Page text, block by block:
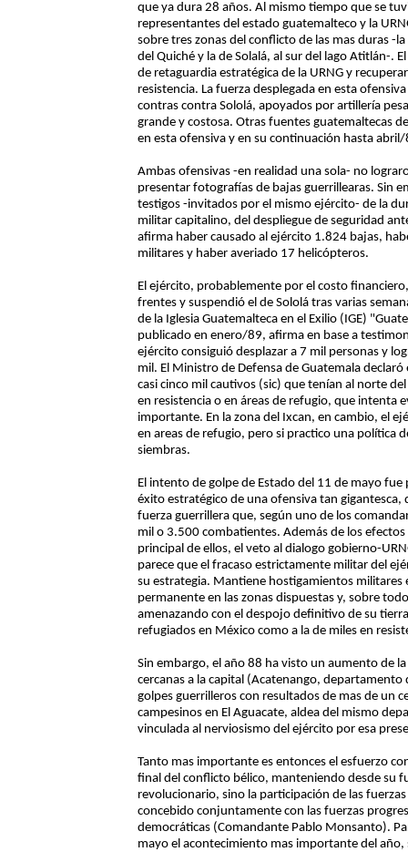
que ya dura 28 años. Al mismo tiempo que se
representantes del estado guatemalteco y la
sobre tres zonas del conflicto de las mas duras -
del Quiché y la de Solalá, al sur del lago Atitlán-.
de retaguardia estratégica de la URNG y
resistencia. La fuerza desplegada en esta
contras contra Sololá, apoyados por artillería
grande y costosa. Otras fuentes guatemaltecas
en esta ofensiva y en su continuación hasta
Ambas ofensivas -en realidad una sola- no
presentar fotografías de bajas guerrillearas. Sin
testigos -invitados por el mismo ejército- de la
militar capitalino, del despliegue de seguridad
afirma haber causado al ejército 1.824 bajas,
militares y haber averiado 17 helicópteros.
El ejército, probablemente por el costo
frentes y suspendió el de Sololá tras varias
de la Iglesia Guatemalteca en el Exilio (IGE)
publicado en enero/89, afirma en base a
ejército consiguió desplazar a 7 mil personas y
mil. El Ministro de Defensa de Guatemala
casi cinco mil cautivos (sic) que tenían al norte
en resistencia o en áreas de refugio, que intenta
importante. En la zona del Ixcan, en cambio, el
en areas de refugio, pero si practico una política
siembras.
El intento de golpe de Estado del 11 de mayo
éxito estratégico de una ofensiva tan
fuerza guerrillera que, según uno de los
mil o 3.500 combatientes. Además de los
principal de ellos, el veto al dialogo gobierno-
parece que el fracaso estrictamente militar del
su estrategia. Mantiene hostigamientos militares
permanente en las zonas dispuestas y, sobre
amenazando con el despojo definitivo de su
refugiados en México como a la de miles en
Sin embargo, el año 88 ha visto un aumento de
cercanas a la capital (Acatenango,
golpes guerrilleros con resultados de mas de un
campesinos en El Aguacate, aldea del mismo
vinculada al nerviosismo del ejército por esa
Tanto mas importante es entonces el esfuerzo
final del conflicto bélico, manteniendo desde su
revolucionario, sino la participación de las
concebido conjuntamente con las fuerzas
democráticas (Comandante Pablo Monsanto).
mayo el acontecimiento mas importante del